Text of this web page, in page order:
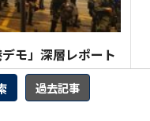
過去記事
モ」深層レポート